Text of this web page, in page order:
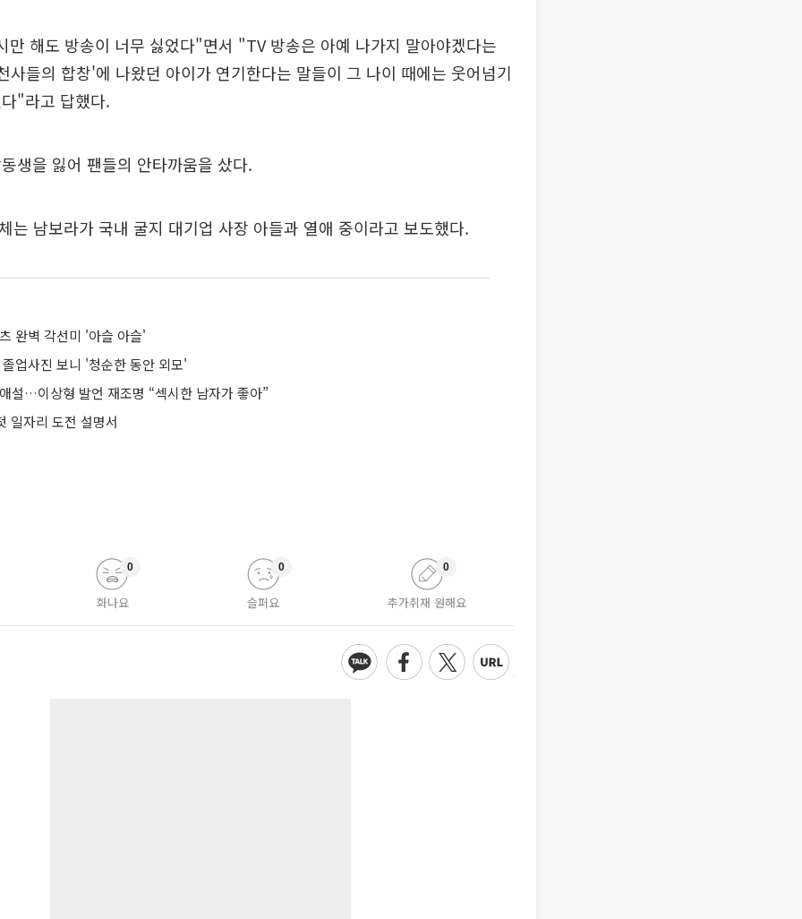
만 해도 방송이 너무 싫었다"면서 "TV 방송은 아예 나가지 말아야겠다는
사들의 합창'에 나왔던 아이가 연기한다는 말들이 그 나이 때에는 웃어넘기
"라고 답했다.
생을 잃어 팬들의 안타까움을 샀다.
는 남보라가 국내 굴지 대기업 사장 아들과 열애 중이라고 보도했다.
완벽 각선미 '아슬 아슬'
업사진 보니 '청순한 동안 외모'
설…이상형 발언 재조명 “섹시한 남자가 좋아”
일자리 도전 설명서
화나요
0
슬퍼요
0
추가취재 원해요
0